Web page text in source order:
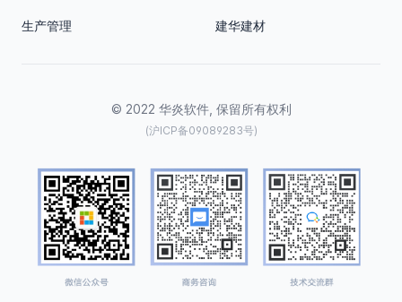
生产管理 建华建材
© 2022 华炎软件, 保留所有权利
(沪ICP备09089283号)